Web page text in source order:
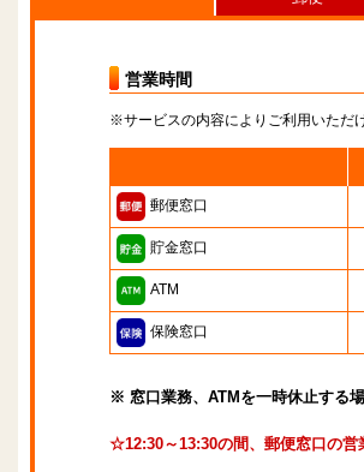
営業時間
※サービスの内容によりご利用いただ
郵便窓口
貯金窓口
ATM
保険窓口
※ 窓口業務、ATMを一時休止する場
☆12:30～13:30の間、郵便窓口の営